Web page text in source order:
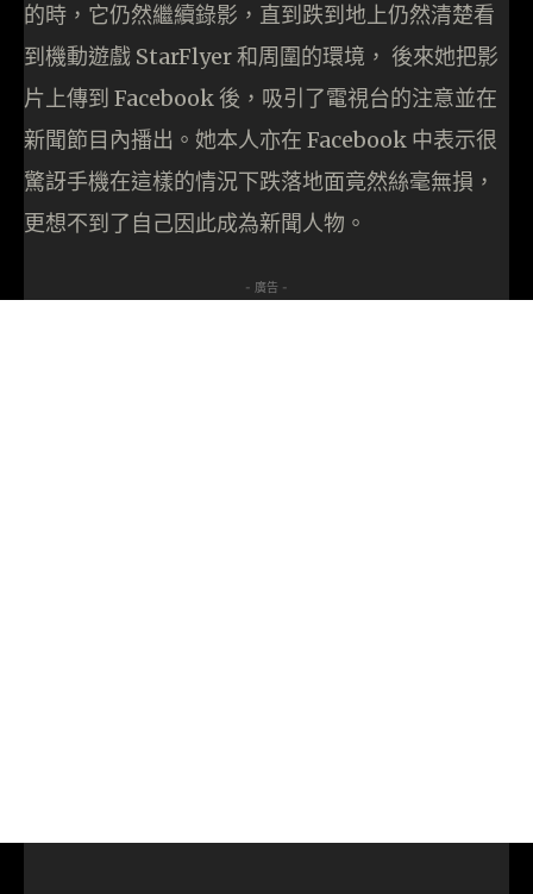
的時，它仍然繼續錄影，直到跌到地上仍然清楚看
到機動遊戲 StarFlyer 和周圍的環境， 後來她把影
片上傳到 Facebook 後，吸引了電視台的注意並在
新聞節目內播出。她本人亦在 Facebook 中表示很
驚訝手機在這樣的情況下跌落地面竟然絲毫無損，
更想不到了自己因此成為新聞人物。
- 廣告 -